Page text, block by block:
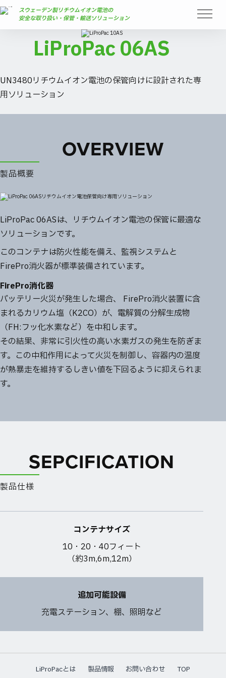
スウェーデン製リチウムイオン電池の
安全な取り扱い・保管・輸送ソリューション
LiProPac 06AS
UN3480リチウムイオン電池の保管向けに設計された専
用ソリューション
OVERVIEW
製品概要
LiProPac 06ASは、リチウムイオン電池の保管に最適な
ソリューションです。
このコンテナは防火性能を備え、監視システムと
FirePro消火器が標準装備されています。
FirePro消化器
バッテリー火災が発生した場合、 FirePro消火装置に含
まれるカリウム塩（K2CO）が、電解質の分解生成物
（FH:フッ化水素など）を中和します。
その結果、非常に引火性の高い水素ガスの発生を防ぎま
す。この中和作用によって火災を制御し、容器内の温度
が熱暴走を維持するしきい値を下回るように抑えられま
す。
SEPCIFICATION
製品仕様
コンテナサイズ
10・20・40フィート
（約3m,6m,12m）
追加可能設備
充電ステーション、棚、照明など
LiProPacとは 製品情報 お問い合わせ TOP